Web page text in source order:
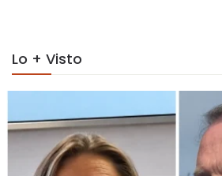
Lo + Visto